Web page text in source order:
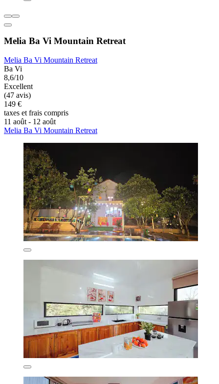
Melia Ba Vi Mountain Retreat
Melia Ba Vi Mountain Retreat
Ba Vi
8,6/10
Excellent
(47 avis)
149 €
taxes et frais compris
11 août - 12 août
Melia Ba Vi Mountain Retreat